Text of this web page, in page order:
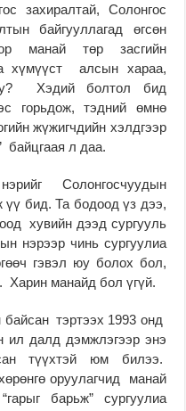
захиралтай, Солонгос
байгууллагад өгсөн
манай төр засгийн
хүмүүст алсын хараа,
Хэдий болтол бид
горьдож, тэдний өмнө
жүжигчдийн хэлдгээр
байцгаая л даа.
Солонгосчуудын
үү бид. Та бодоод үз дээ,
хувийн дээд сургууль
нэрээр чинь сургуулиа
гэвэл юу болох бол,
Харин манайд бол үгүй.
байсан тэртээх 1993 онд
ил далд дэмжлэгээр энэ
түүхтэй юм билээ.
оруулагчид манай
барьж” сургуулиа